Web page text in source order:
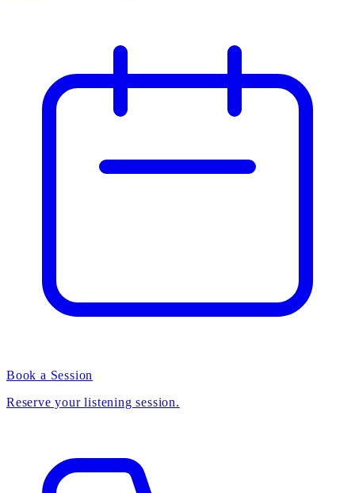
Book a Session
Reserve your listening session.